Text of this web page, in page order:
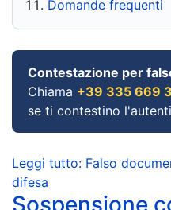
Domande frequenti
Contestazione per
Chiama +39 335 669
se ti contestino
Leggi tutto: Falso
difesa
Sospensione